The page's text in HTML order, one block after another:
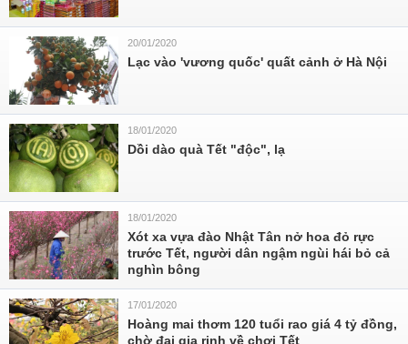
20/01/2020
Lạc vào 'vương quốc' quất cảnh ở Hà Nội
18/01/2020
Dồi dào quà Tết "độc", lạ
18/01/2020
Xót xa vựa đào Nhật Tân nở hoa đỏ rực
trước Tết, người dân ngậm ngùi hái bỏ cả
nghìn bông
17/01/2020
Hoàng mai thơm 120 tuổi rao giá 4 tỷ đồng,
chờ đại gia rinh về chơi Tết